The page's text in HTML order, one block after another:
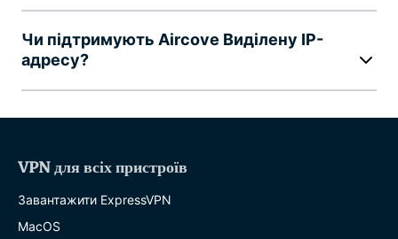
Чи підтримують Aircove Виділену IP-
адресу?
VPN для всіх пристроїв
Завантажити ExpressVPN
MacOS